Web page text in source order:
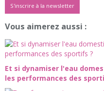
S'inscrire à la newsletter
Vous aimerez aussi :
Et si dynamiser l'eau
les performances des